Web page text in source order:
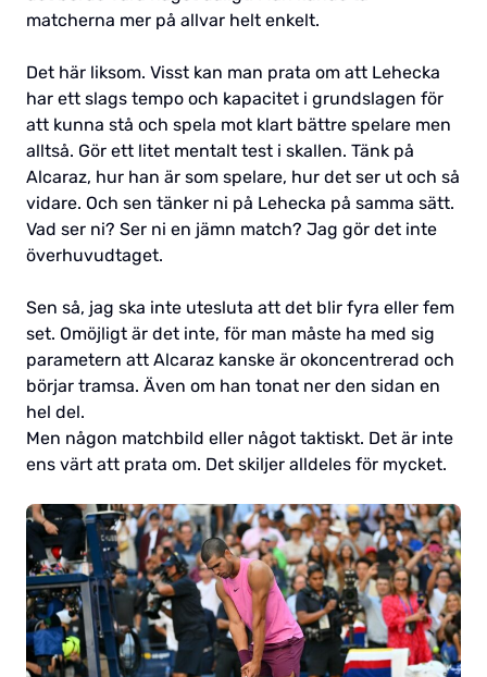
matcherna mer på allvar helt enkelt.
Det här liksom. Visst kan man prata om att Lehecka
har ett slags tempo och kapacitet i grundslagen för
att kunna stå och spela mot klart bättre spelare men
alltså. Gör ett litet mentalt test i skallen. Tänk på
Alcaraz, hur han är som spelare, hur det ser ut och så
vidare. Och sen tänker ni på Lehecka på samma sätt.
Vad ser ni? Ser ni en jämn match? Jag gör det inte
överhuvudtaget.
Sen så, jag ska inte utesluta att det blir fyra eller fem
set. Omöjligt är det inte, för man måste ha med sig
parametern att Alcaraz kanske är okoncentrerad och
börjar tramsa. Även om han tonat ner den sidan en
hel del.
Men någon matchbild eller något taktiskt. Det är inte
ens värt att prata om. Det skiljer alldeles för mycket.